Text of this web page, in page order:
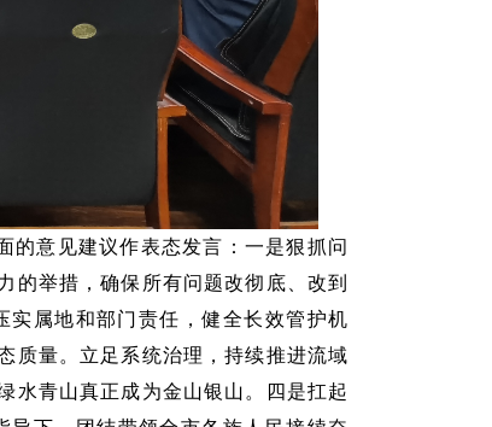
的意见建议作表态发言：一是狠抓问
的举措，确保所有问题改彻底、改到
实属地和部门责任，健全长效管护机
质量。立足系统治理，持续推进流域
水青山真正成为金山银山。四是扛起